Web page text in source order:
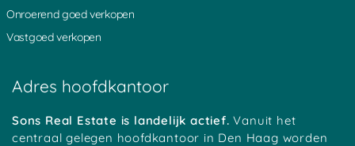
Onroerend goed verkopen
Vastgoed verkopen
Adres hoofdkantoor
Sons Real Estate is landelijk actief.Vanuit het
centraal gelegen hoofdkantoor in Den Haag worden